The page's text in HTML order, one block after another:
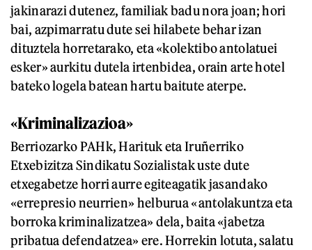
jakinarazi dutenez, familiak badu nora joan; hori
bai, azpimarratu dute sei hilabete behar izan
dituztela horretarako, eta «kolektibo antolatuei
esker» aurkitu dutela irtenbidea, orain arte hotel
bateko logela batean hartu baitute aterpe.
«Kriminalizazioa»
Berriozarko PAHk, Harituk eta Iruñerriko
Etxebizitza Sindikatu Sozialistak uste dute
etxegabetze horri aurre egiteagatik jasandako
«errepresio neurrien» helburua «antolakuntza eta
borroka kriminalizatzea» dela, baita «jabetza
pribatua defendatzea» ere. Horrekin lotuta, salatu